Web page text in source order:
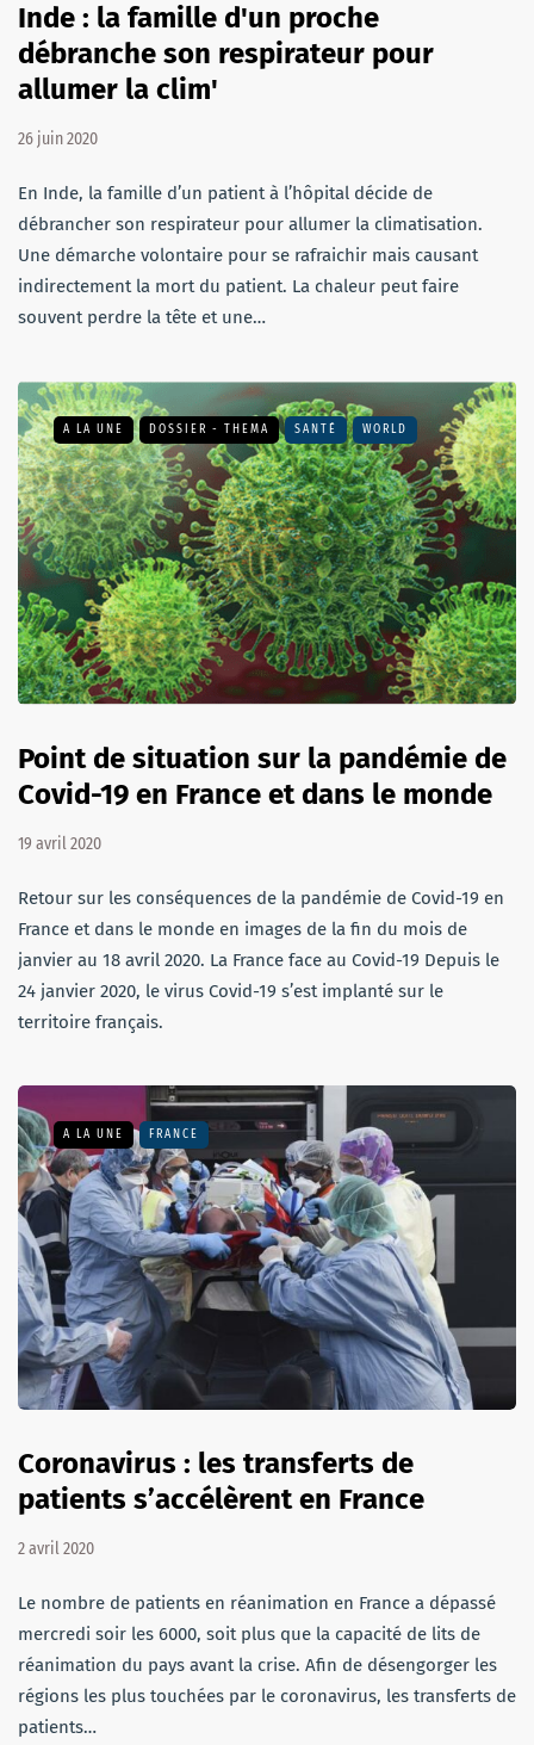
Inde : la famille d'un proche
débranche son respirateur pour
allumer la clim'
26 juin 2020
En Inde, la famille d’un patient à l’hôpital décide de
débrancher son respirateur pour allumer la climatisation.
Une démarche volontaire pour se rafraichir mais causant
indirectement la mort du patient. La chaleur peut faire
souvent perdre la tête et une…
A LA UNE DOSSIER - THEMA SANTÉ WORLD
Point de situation sur la pandémie de
Covid-19 en France et dans le monde
19 avril 2020
Retour sur les conséquences de la pandémie de Covid-19 en
France et dans le monde en images de la fin du mois de
janvier au 18 avril 2020. La France face au Covid-19 Depuis le
24 janvier 2020, le virus Covid-19 s’est implanté sur le
territoire français.
A LA UNE FRANCE
Coronavirus : les transferts de
patients s’accélèrent en France
2 avril 2020
Le nombre de patients en réanimation en France a dépassé
mercredi soir les 6000, soit plus que la capacité de lits de
réanimation du pays avant la crise. Afin de désengorger les
régions les plus touchées par le coronavirus, les transferts de
patients…